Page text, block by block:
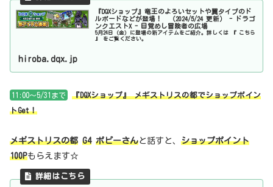
『DQXショップ』竜王のよろいセットや翼タイプのド
ルボードなどが登場！ （2024/5/24 更新） - ドラゴ
ンクエストX - 目覚めし冒険者の広場
5月24日（金）に登場の新アイテムをご紹介。詳しくは 『 こちら
』 をご覧ください。
hiroba.dqx.jp
11:00～5/31まで
『DQXショップ』 メギストリスの都でショップポイン
トGet！
メギストリスの都 G4 ポピーさんと話すと、 ショップポイント
100Pもらえます☆